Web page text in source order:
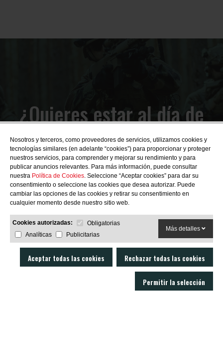
¿Quieres estar al día de
las novedades?
SUBSCRIBIRME
Nosotros y terceros, como proveedores de servicios, utilizamos cookies y
tecnologías similares (en adelante “cookies”) para proporcionar y proteger
nuestros servicios, para comprender y mejorar su rendimiento y para
publicar anuncios relevantes. Para más información, puede consultar
nuestra Política de Cookies. Seleccione “Aceptar cookies” para dar su
consentimiento o seleccione las cookies que desea autorizar. Puede
cambiar las opciones de las cookies y retirar su consentimiento en
cualquier momento desde nuestro sitio web.
Cookies autorizadas:
Obligatorias
Analíticas
Publicitarias
Más detalles
Aceptar todas las cookies Rechazar todas las cookies
Permitir la selección